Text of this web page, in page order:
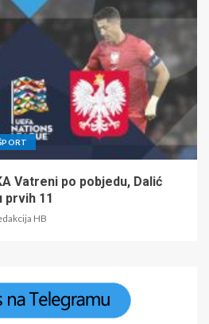
Vatreni po pobjedu, Dalić
prvih 11
HB